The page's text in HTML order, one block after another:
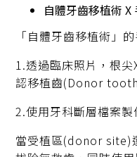
自體牙齒移植術 X
「自體牙齒移植術」
1.透過臨床照片，根
認移植齒(Donor
2.使用牙科斷層檔案製
當受植區(donor site)